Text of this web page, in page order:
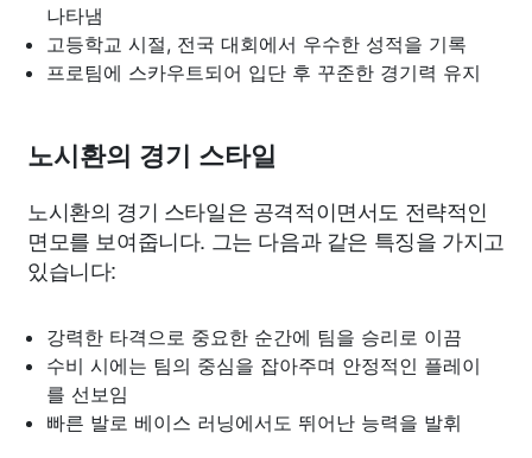
나타냄
고등학교 시절, 전국 대회에서 우수한 성적을 기록
프로팀에 스카우트되어 입단 후 꾸준한 경기력 유지
노시환의 경기 스타일
노시환의 경기 스타일은 공격적이면서도 전략적인
면모를 보여줍니다. 그는 다음과 같은 특징을 가지고
있습니다:
강력한 타격으로 중요한 순간에 팀을 승리로 이끔
수비 시에는 팀의 중심을 잡아주며 안정적인 플레이
를 선보임
빠른 발로 베이스 러닝에서도 뛰어난 능력을 발휘